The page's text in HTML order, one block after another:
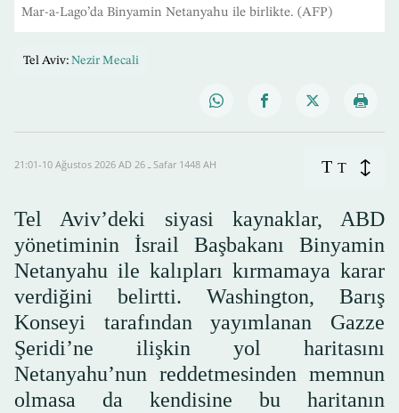
Mar-a-Lago’da Binyamin Netanyahu ile birlikte. (AFP)
Tel Aviv: Nezir Mecali
21:01-10 Ağustos 2026 AD ـ 26 Safar 1448 AH T T
Tel Aviv’deki siyasi kaynaklar, ABD
yönetiminin İsrail Başbakanı Binyamin
Netanyahu ile kalıpları kırmamaya karar
verdiğini belirtti. Washington, Barış
Konseyi tarafından yayımlanan Gazze
Şeridi’ne ilişkin yol haritasını
Netanyahu’nun reddetmesinden memnun
olmasa da kendisine bu haritanın